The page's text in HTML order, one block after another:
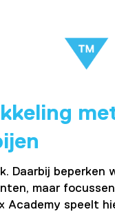
Daarbij beperken
maar
Academy speelt